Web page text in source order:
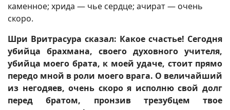
каменное; хрида — чье сердце; ачират — очень
скоро.
Шри Вритрасура сказал: Какое счастье! Сегодня
убийца брахмана, своего духовного учителя,
убийца моего брата, к моей удаче, стоит прямо
передо мной в роли моего врага. О величайший
из негодяев, очень скоро я исполню свой долг
перед братом, пронзив трезубцем твое